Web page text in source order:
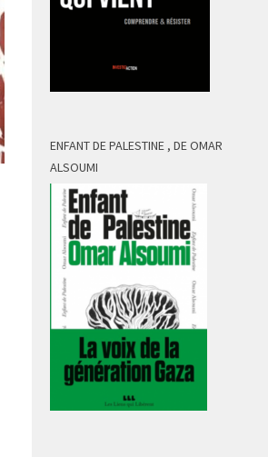
ENFANT DE PALESTINE , DE OMAR
ALSOUMI